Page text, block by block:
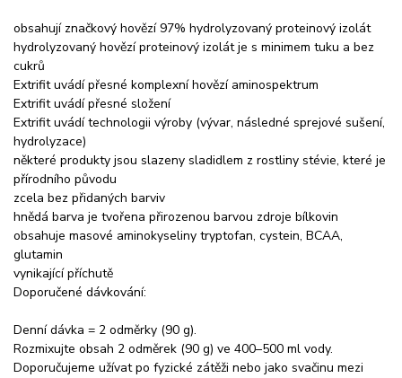
obsahují značkový hovězí 97% hydrolyzovaný proteinový izolát
hydrolyzovaný hovězí proteinový izolát je s minimem tuku a bez
cukrů
Extrifit uvádí přesné komplexní hovězí aminospektrum
Extrifit uvádí přesné složení
Extrifit uvádí technologii výroby (vývar, následné sprejové sušení,
hydrolyzace)
některé produkty jsou slazeny sladidlem z rostliny stévie, které je
přírodního původu
zcela bez přidaných barviv
hnědá barva je tvořena přirozenou barvou zdroje bílkovin
obsahuje masové aminokyseliny tryptofan, cystein, BCAA,
glutamin
vynikající příchutě
Doporučené dávkování:
Denní dávka = 2 odměrky (90 g).
Rozmixujte obsah 2 odměrek (90 g) ve 400–500 ml vody.
Doporučujeme užívat po fyzické zátěži nebo jako svačinu mezi